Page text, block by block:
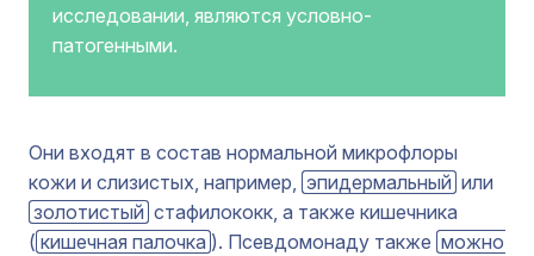
исследовании, являются условно-
патогенными.
Они входят в состав нормальной микрофлоры
кожи и слизистых, например, эпидермальный или
золотистый стафилококк, а также кишечника
( кишечная палочка ). Псевдомонаду также можно